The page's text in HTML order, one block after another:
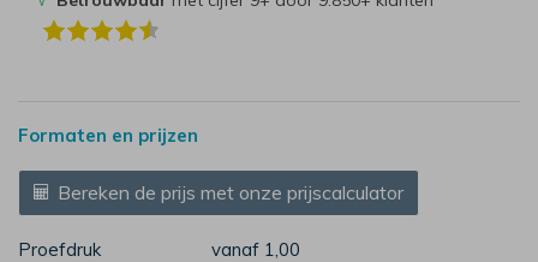
Formaten en prijzen
Bereken de prijs met onze prijscalculator
Proefdruk
vanaf 1,00